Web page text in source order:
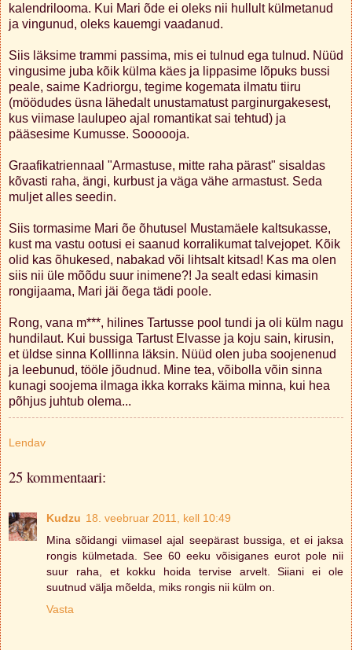
kalendrilooma. Kui Mari õde ei oleks nii hullult külmetanud
ja vingunud, oleks kauemgi vaadanud.
Siis läksime trammi passima, mis ei tulnud ega tulnud. Nüüd
vingusime juba kõik külma käes ja lippasime lõpuks bussi
peale, saime Kadriorgu, tegime kogemata ilmatu tiiru
(möödudes üsna lähedalt unustamatust parginurgakesest,
kus viimase laulupeo ajal romantikat sai tehtud) ja
pääsesime Kumusse. Soooooja.
Graafikatriennaal "Armastuse, mitte raha pärast" sisaldas
kõvasti raha, ängi, kurbust ja väga vähe armastust. Seda
muljet alles seedin.
Siis tormasime Mari õe õhutusel Mustamäele kaltsukasse,
kust ma vastu ootusi ei saanud korralikumat talvejopet. Kõik
olid kas õhukesed, nabakad või lihtsalt kitsad! Kas ma olen
siis nii üle mõõdu suur inimene?! Ja sealt edasi kimasin
rongijaama, Mari jäi õega tädi poole.
Rong, vana m***, hilines Tartusse pool tundi ja oli külm nagu
hundilaut. Kui bussiga Tartust Elvasse ja koju sain, kirusin,
et üldse sinna Kolllinna läksin. Nüüd olen juba soojenenud
ja leebunud, tööle jõudnud. Mine tea, võibolla võin sinna
kunagi soojema ilmaga ikka korraks käima minna, kui hea
põhjus juhtub olema...
Lendav
25 kommentaari:
Kudzu 18. veebruar 2011, kell 10:49
Mina sõidangi viimasel ajal seepärast bussiga, et ei jaksa
rongis külmetada. See 60 eeku võisiganes eurot pole nii
suur raha, et kokku hoida tervise arvelt. Siiani ei ole
suutnud välja mõelda, miks rongis nii külm on.
Vasta